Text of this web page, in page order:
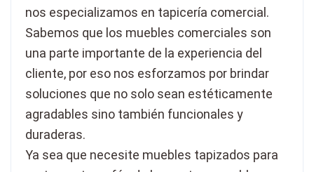
nos especializamos en tapicería comercial.
Sabemos que los muebles comerciales son
una parte importante de la experiencia del
cliente, por eso nos esforzamos por brindar
soluciones que no solo sean estéticamente
agradables sino también funcionales y
duraderas.
Ya sea que necesite muebles tapizados para